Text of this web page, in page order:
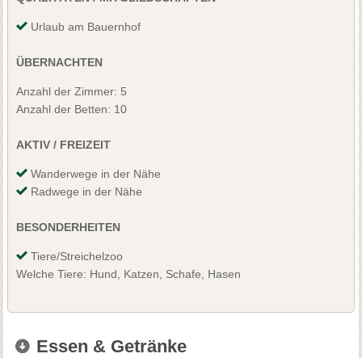
Urlaub am Bauernhof
ÜBERNACHTEN
Anzahl der Zimmer: 5
Anzahl der Betten: 10
AKTIV / FREIZEIT
Wanderwege in der Nähe
Radwege in der Nähe
BESONDERHEITEN
Tiere/Streichelzoo
Welche Tiere: Hund, Katzen, Schafe, Hasen
Essen & Getränke